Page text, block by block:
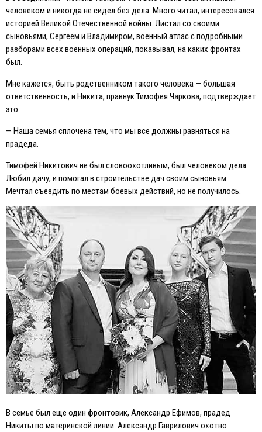
человеком и никогда не сидел без дела. Много читал, интересовался
историей Великой Отечественной войны. Листал со своими
сыновьями, Сергеем и Владимиром, военный атлас с подробными
разборами всех военных операций, показывал, на каких фронтах
был.
Мне кажется, быть родственником такого человека — большая
ответственность, и Никита, правнук Тимофея Чаркова, подтверждает
это:
— Наша семья сплочена тем, что мы все должны равняться на
прадеда.
Тимофей Никитович не был словоохотливым, был человеком дела.
Любил дачу, и помогал в строительстве дач своим сыновьям.
Мечтал съездить по местам боевых действий, но не получилось.
В семье был еще один фронтовик, Александр Eфимов, прадед
Никиты по материнской линии. Александр Гаврилович охотно